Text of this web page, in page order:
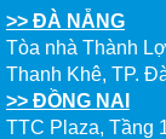
>> ĐÀ NẴNG
Tòa nhà Thành
Thanh Khê, TP.
>> ĐỒNG NAI
TTC Plaza, Tầng